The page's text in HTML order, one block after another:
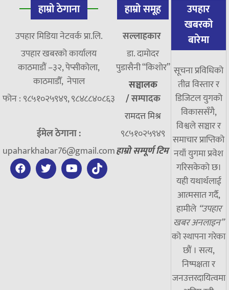
हाम्रो ठेगाना
उपहार मिडिया नेटवर्क प्रा.लि.
उपहार खबरको कार्यालय
काठमाडौं –३२, पेप्सीकोला,
काठमाडौँ, नेपाल
फोन : ९८५१०२५९४९, ९८४८८४०८६३
ईमेल ठेगाना :
upaharkhabar76@gmail.com
हाम्रो समूह
सल्लाहकार
डा. दामाेदर
पुडासैनी “किशाेर”
सञ्चालक
/सम्पादक
रामदत्त मिश्र
९८५१०२५९४९
हाम्रो सम्पूर्ण टिम
उपहार
खबरको
बारेमा
सूचना प्रविधिको
तीव्र विस्तार र
डिजिटल युगको
विकाससँगै,
विश्वले सञ्चार र
समाचार प्राप्तिको
नयाँ युगमा प्रवेश
गरिसकेको छ।
यही यथार्थलाई
आत्मसात गर्दै,
हामीले “उपहार
खबर अनलाइन”
को स्थापना गरेका
छौं । सत्य,
निष्पक्षता र
जनउत्तरदायित्वमा